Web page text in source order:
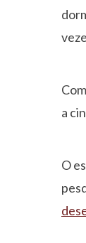
a
O